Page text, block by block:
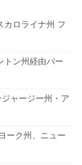
ロライナ州 フ
ン州経由バー
ャージー州・ア
ーク州、ニュー